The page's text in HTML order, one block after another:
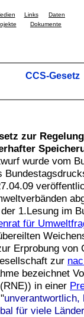
Links
Daten
Dokumente
CCS-Gesetz
zur
wurde vom
1.Lesung im
für
Erprobung von
zur
bezeichnet
(RNE)) in einer
unverantwortlich,
für viele